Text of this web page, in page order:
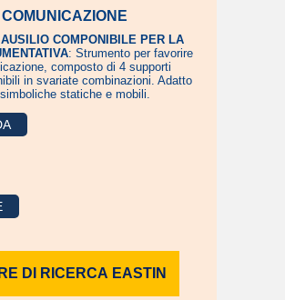
COMPONIBILE PER LA
: Strumento per favorire
composto di 4 supporti
in svariate combinazioni. Adatto
statiche e mobili.
DI RICERCA EASTIN